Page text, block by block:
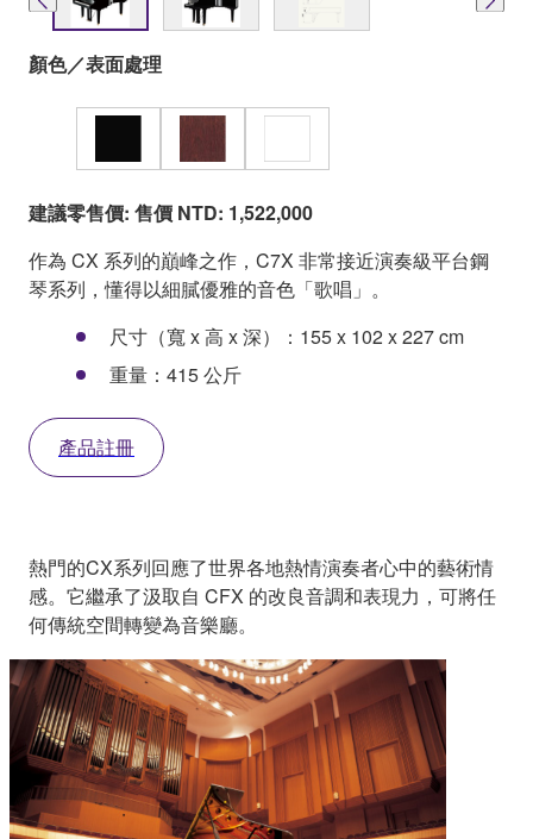
顏色／表面處理
建議零售價: 售價 NTD: 1,522,000
作為 CX 系列的巔峰之作，C7X 非常接近演奏級平台鋼
琴系列，懂得以細膩優雅的音色「歌唱」。
尺寸（寬 x 高 x 深）：155 x 102 x 227 cm
重量：415 公斤
產品註冊
熱門的CX系列回應了世界各地熱情演奏者心中的藝術情
感。它繼承了汲取自 CFX 的改良音調和表現力，可將任
何傳統空間轉變為音樂廳。